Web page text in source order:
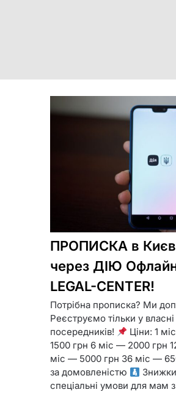
ПРОПИСКА в
через ДІЮ
LEGAL-CENTER!
Потрібна прописка? Ми
Реєструємо тільки у
посередників!
Ціни: 1
1500 грн 6 міс — 2000 грн
міс — 5000 грн 36 міс —
за домовленістю
спеціальні умови для мам